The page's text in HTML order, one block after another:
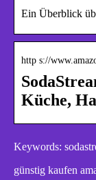
Ein Überblick
http s://
Küche,
Keywords:
günstig kaufen